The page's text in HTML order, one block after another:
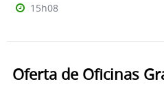
15h08
Oferta de Oficinas